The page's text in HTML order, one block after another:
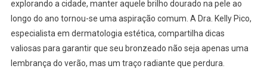
explorando a cidade, manter aquele brilho dourado na pele ao
longo do ano tornou-se uma aspiração comum. A Dra. Kelly Pico,
especialista em dermatologia estética, compartilha dicas
valiosas para garantir que seu bronzeado não seja apenas uma
lembrança do verão, mas um traço radiante que perdura.